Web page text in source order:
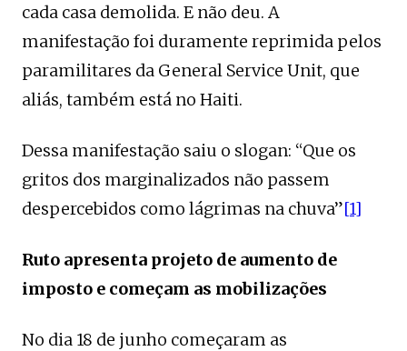
cada casa demolida. E não deu. A
manifestação foi duramente reprimida pelos
paramilitares da General Service Unit, que
aliás, também está no Haiti.
Dessa manifestação saiu o slogan: “Que os
gritos dos marginalizados não passem
despercebidos como lágrimas na chuva”[1]
Ruto apresenta projeto de aumento de
imposto e começam as mobilizações
No dia 18 de junho começaram as